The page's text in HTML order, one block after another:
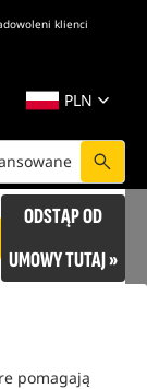
pomagają
klienci
PLN
ODSTĄP OD
UMOWY TUTAJ »